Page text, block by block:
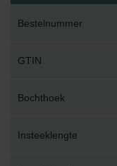
Bestelnummer
GTIN
Bochthoek
Insteeklengte